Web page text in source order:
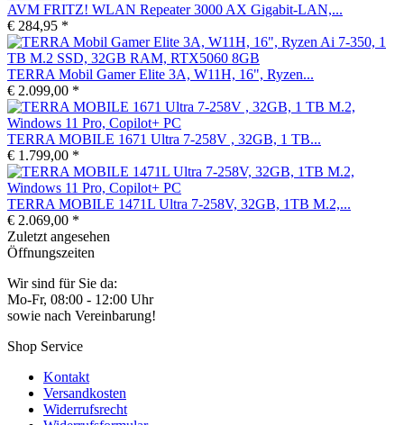
AVM FRITZ! WLAN Repeater 3000 AX Gigabit-LAN,...
€ 284,95 *
TERRA Mobil Gamer Elite 3A, W11H, 16", Ryzen...
€ 2.099,00 *
TERRA MOBILE 1671 Ultra 7-258V , 32GB, 1 TB...
€ 1.799,00 *
TERRA MOBILE 1471L Ultra 7-258V, 32GB, 1TB M.2,...
€ 2.069,00 *
Zuletzt angesehen
Öffnungszeiten
Wir sind für Sie da:
Mo-Fr, 08:00 - 12:00 Uhr
sowie nach Vereinbarung!
Shop Service
Kontakt
Versandkosten
Widerrufsrecht